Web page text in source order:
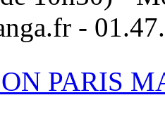
-
PARIS